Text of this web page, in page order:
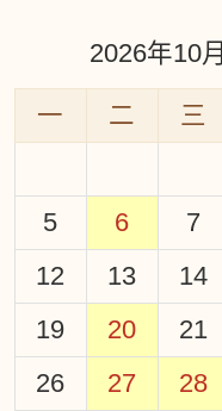
2026年10
一 二 三
5
6 7
12
13 14
19
20 21
26
27 28